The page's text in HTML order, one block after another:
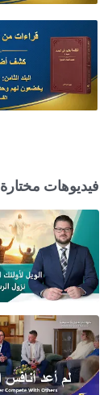
فيديوهات مختارة